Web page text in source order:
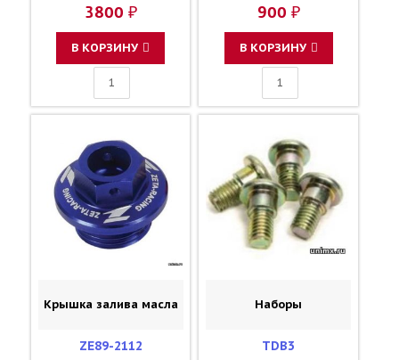
43105-KZ1-415 43082-
1228 43082-1267
69100-37820 5GR-
3800 ₽
В КОРЗИНУ
16115-018 3Y1-15363-
00-00 3Y1-15363-10-00
900 ₽
В КОРЗИНУ
Крышка залива масла
ZE89-2112
Наборы
TDB3